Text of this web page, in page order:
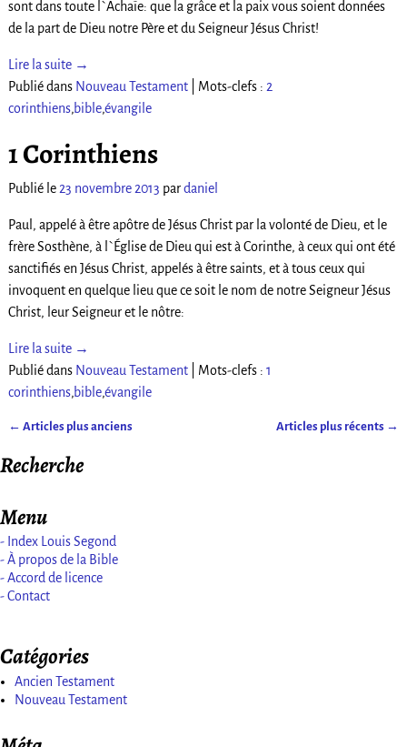
sont dans toute l`Achaïe: que la grâce et la paix vous soient données
de la part de Dieu notre Père et du Seigneur Jésus Christ!
Lire la suite →
Publié dans Nouveau Testament| Mots-clefs : 2
corinthiens,bible,évangile
1 Corinthiens
Publié le23 novembre 2013 pardaniel
Paul, appelé à être apôtre de Jésus Christ par la volonté de Dieu, et le
frère Sosthène, à l`Église de Dieu qui est à Corinthe, à ceux qui ont été
sanctifiés en Jésus Christ, appelés à être saints, et à tous ceux qui
invoquent en quelque lieu que ce soit le nom de notre Seigneur Jésus
Christ, leur Seigneur et le nôtre:
Lire la suite →
Publié dans Nouveau Testament| Mots-clefs : 1
corinthiens,bible,évangile
← Articles plus anciens Articles plus récents →
Recherche
Menu
- Index Louis Segond
- À propos de la Bible
- Accord de licence
- Contact
Catégories
Ancien Testament
Nouveau Testament